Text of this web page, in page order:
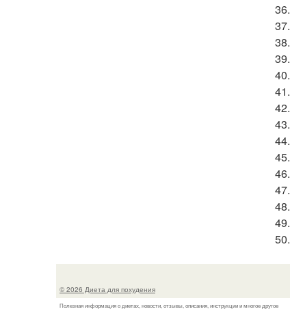
36.
37.
38.
39.
40.
41.
42.
43.
44.
45.
46.
47.
48.
49.
50.
© 2026 Диета для похудения
Полезная информация о диетах, новости, отзывы, описания, инструкции и многое другое